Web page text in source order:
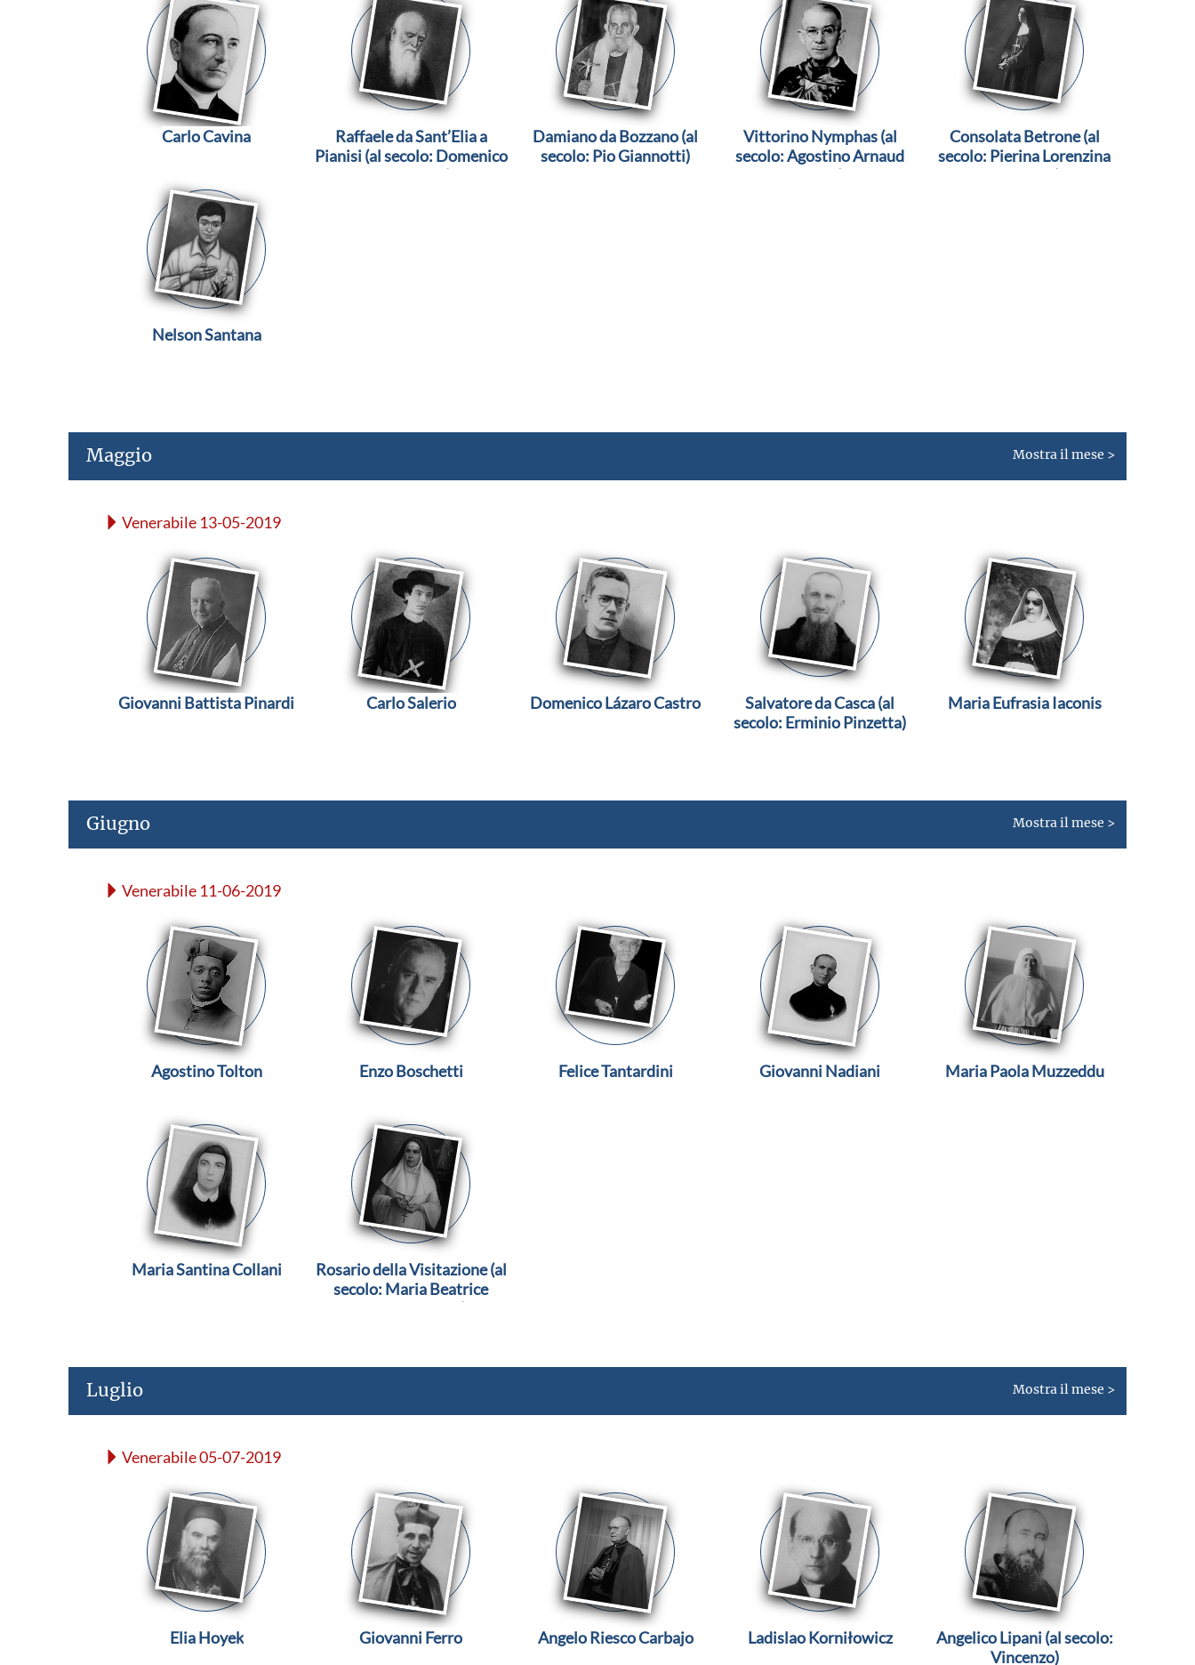
Carlo Cavina
Raffaele da Sant’Elia a
Pianisi (al secolo: Domenico
Damiano da Bozzano (al
secolo: Pio Giannotti)
Vittorino Nymphas (al
secolo: Agostino Arnaud
Consolata Betrone (al
secolo: Pierina Lorenzina
Nelson Santana
Maggio Mostra il mese >
Venerabile 13-05-2019
Giovanni Battista Pinardi Carlo Salerio Domenico Lázaro Castro
Salvatore da Casca (al
secolo: Erminio Pinzetta)
Maria Eufrasia Iaconis
Giugno Mostra il mese >
Venerabile 11-06-2019
Agostino Tolton Enzo Boschetti Felice Tantardini Giovanni Nadiani Maria Paola Muzzeddu
Maria Santina Collani
Rosario della Visitazione (al
secolo: Maria Beatrice
Luglio Mostra il mese >
Venerabile 05-07-2019
Elia Hoyek Giovanni Ferro Angelo Riesco Carbajo Ladislao Korniłowicz
Angelico Lipani (al secolo:
Vincenzo)